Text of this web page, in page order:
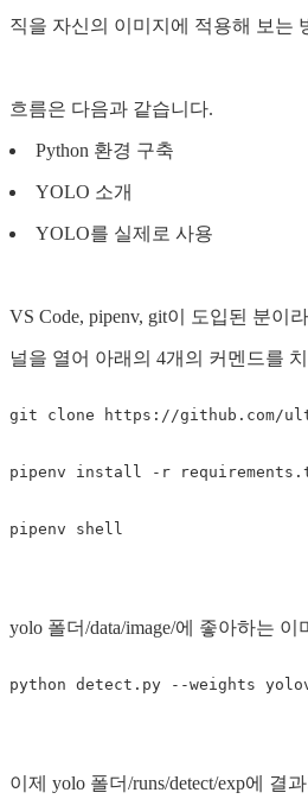
직을 자신의 이미지에 적용해 보는
흐름은 다음과 같습니다.
Python 환경 구축
YOLO 소개
YOLO를 실제로 사용
VS Code, pipenv, git이 도입된 분이
널을 열어 아래의 4개의 커멘드를
yolo 폴더/data/image/에 좋아하는 이
이제 yolo 폴더/runs/detect/exp에 결